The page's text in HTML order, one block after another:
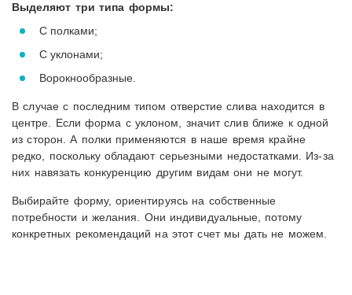
Выделяют три типа формы:
С полками;
С уклонами;
Ворокнообразные.
В случае с последним типом отверстие слива находится в
центре. Если форма с уклоном, значит слив ближе к одной
из сторон. А полки применяются в наше время крайне
редко, поскольку обладают серьезными недостатками. Из-за
них навязать конкуренцию другим видам они не могут.
Выбирайте форму, ориентируясь на собственные
потребности и желания. Они индивидуальные, потому
конкретных рекомендаций на этот счет мы дать не можем.